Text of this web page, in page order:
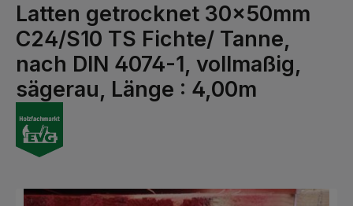
Latten getrocknet 30x50mm
C24/S10 TS Fichte/ Tanne,
nach DIN 4074-1, vollmaßig,
sägerau, Länge : 4,00m
Bildergalerie überspringen